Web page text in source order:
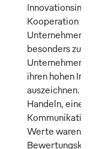
Kooperation
Unternehmer
besonders
Unternehmen,
ihren hohen
auszeichnen.
Handeln, eine
Werte waren